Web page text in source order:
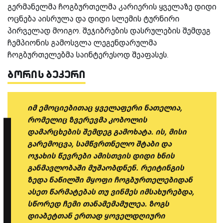
გერმანელმა ჩოგბურთელმა კარიერის ყველაზე დიდი
ოცნება აისრულა და დიდი სლემის ტურნირი
პირველად მოიგო. შეჯიბრების დასრულების შემდეგ
ჩემპიონის გამოსვლა ლეგენდარულმა
ჩოგბურთელებმა საინტერესოდ შეაფასეს.
ბორის ბეკერი
იმ ემოციებითაც ყველაფერი ნათელია,
რომელიც ზვერევმა კობოლის
დამარცხების შემდეგ გამოხატა. ის, მისი
გარემოცვა, სამწვრთნელო შტაბი და
ოჯახის წევრები ამისთვის დიდი ხნის
განმავლობაში მუშაობდნენ. რეიტინგის
ზედა ნაწილში მყოფი ჩოგბურთელებიდან
ასეთ წარმატებას თუ ვინმეს იმსახურებდა,
სწორედ ჩემი თანამემამულეა. ზოგს
დიაბეტთან ერთად ყოველდღიური